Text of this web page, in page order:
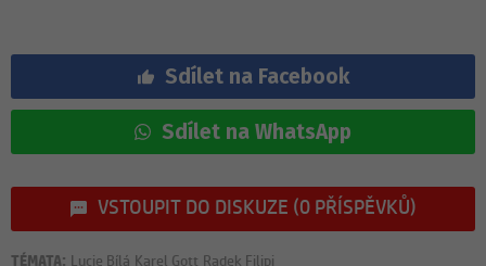
Sdílet na Facebook
Sdílet na WhatsApp
VSTOUPIT DO DISKUZE (0 PŘÍSPĚVKŮ)
TÉMATA: Lucie Bílá Karel Gott Radek Filipi